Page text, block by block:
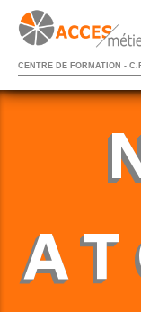
CENTRE DE FORMATION -